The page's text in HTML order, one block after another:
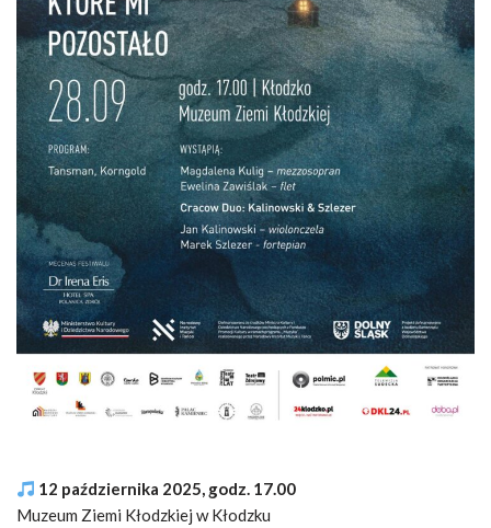
12 października 2025, godz. 17.00
Muzeum Ziemi Kłodzkiej w Kłodzku